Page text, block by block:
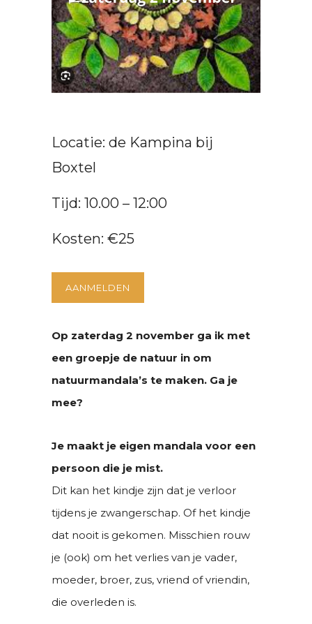
Locatie: de Kampina bij
Boxtel
Tijd: 10.00 – 12:00
Kosten: €25
AANMELDEN
Op zaterdag 2 november ga ik met
een groepje de natuur in om
natuurmandala’s te maken. Ga je
mee?
Je maakt je eigen mandala voor een
persoon die je mist.
Dit kan het kindje zijn dat je verloor
tijdens je zwangerschap. Of het kindje
dat nooit is gekomen. Misschien rouw
je (ook) om het verlies van je vader,
moeder, broer, zus, vriend of vriendin,
die overleden is.